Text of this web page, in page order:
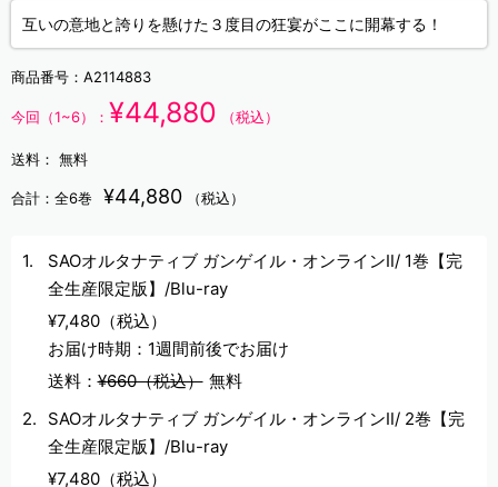
互いの意地と誇りを懸けた３度目の狂宴がここに開幕する！
商品番号： A2114883
今回（1~6）： ¥44,880 （税込）
送料： 無料
合計：全6巻 ¥44,880 （税込）
SAOオルタナティブ ガンゲイル・オンラインⅡ/ 1巻【完
全生産限定版】/Blu-ray
¥7,480（税込）
お届け時期：1週間前後でお届け
送料：¥660（税込） 無料
SAOオルタナティブ ガンゲイル・オンラインⅡ/ 2巻【完
全生産限定版】/Blu-ray
¥7,480（税込）